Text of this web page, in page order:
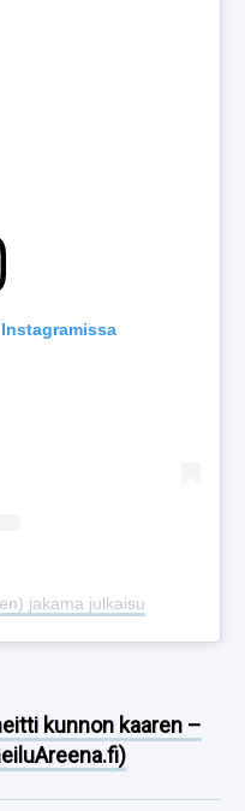
jakama julkaisu
kunnon kaaren –